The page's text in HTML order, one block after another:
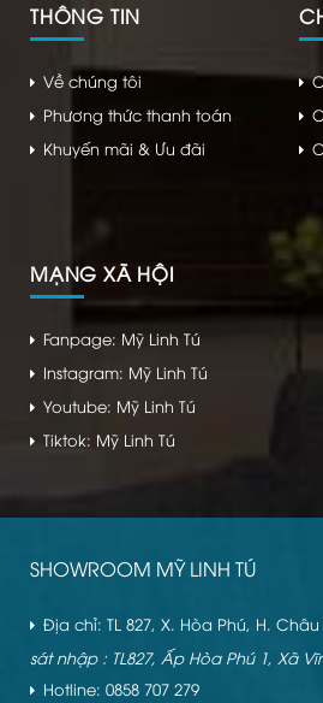
THÔNG TIN
Về chúng tôi
Phương thức thanh toán
Khuyến mãi & Ưu đãi
MẠNG XÃ HỘI
Fanpage: Mỹ Linh Tú
Instagram: Mỹ Linh Tú
Youtube: Mỹ Linh Tú
Tiktok: Mỹ Linh Tú
SHOWROOM MỸ LINH TÚ
Địa chỉ: TL 827, X. Hòa Phú, H.
sát nhập : TL827, Ấp Hòa Phú 1, Xã
Hotline: 0858 707 279